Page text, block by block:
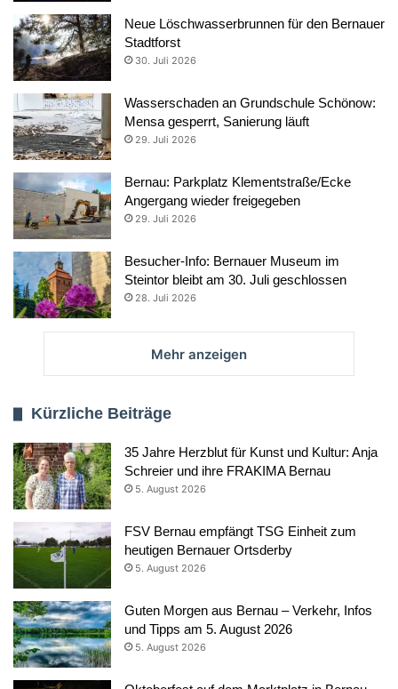
Neue Löschwasserbrunnen für den Bernauer
Stadtforst
30. Juli 2026
Wasserschaden an Grundschule Schönow:
Mensa gesperrt, Sanierung läuft
29. Juli 2026
Bernau: Parkplatz Klementstraße/Ecke
Angergang wieder freigegeben
29. Juli 2026
Besucher-Info: Bernauer Museum im
Steintor bleibt am 30. Juli geschlossen
28. Juli 2026
Mehr anzeigen
Kürzliche Beiträge
35 Jahre Herzblut für Kunst und Kultur: Anja
Schreier und ihre FRAKIMA Bernau
5. August 2026
FSV Bernau empfängt TSG Einheit zum
heutigen Bernauer Ortsderby
5. August 2026
Guten Morgen aus Bernau – Verkehr, Infos
und Tipps am 5. August 2026
5. August 2026